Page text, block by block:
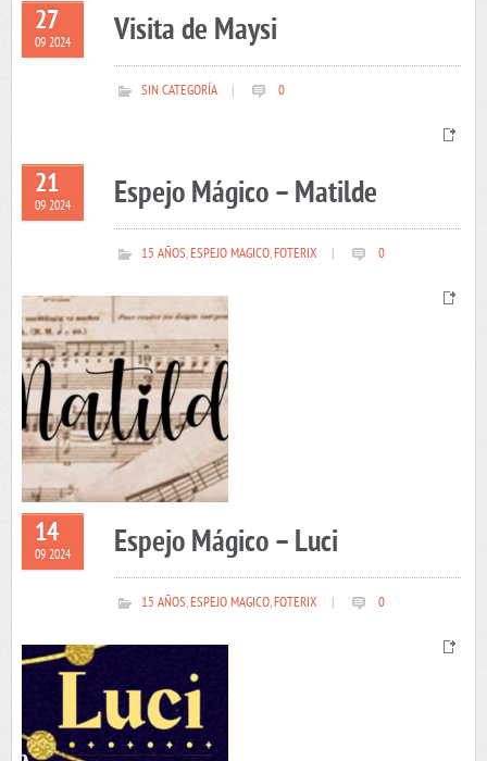
27
09 2024 Visita de Maysi
SIN CATEGORÍA 0
21
09 2024 Espejo Mágico – Matilde
15 AÑOS,ESPEJO MAGICO,FOTERIX 0
14
09 2024 Espejo Mágico – Luci
15 AÑOS,ESPEJO MAGICO,FOTERIX 0